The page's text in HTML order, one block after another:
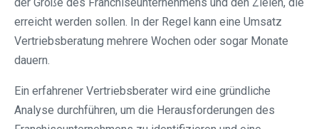
erreicht werden sollen. In der Regel kann eine Umsatz
Vertriebsberatung mehrere Wochen oder sogar Monate
dauern.
Ein erfahrener Vertriebsberater wird eine gründliche
Analyse durchführen, um die Herausforderungen des